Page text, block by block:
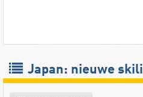
Japan: nieuwe